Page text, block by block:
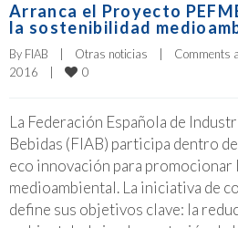
Arranca el Proyecto
la sostenibilidad
By FIAB Otras noticias Comments
2016
0
La Federación Española de
Bebidas (FIAB) participa dentro
eco innovación para
medioambiental. La iniciativa de
define sus objetivos clave: la